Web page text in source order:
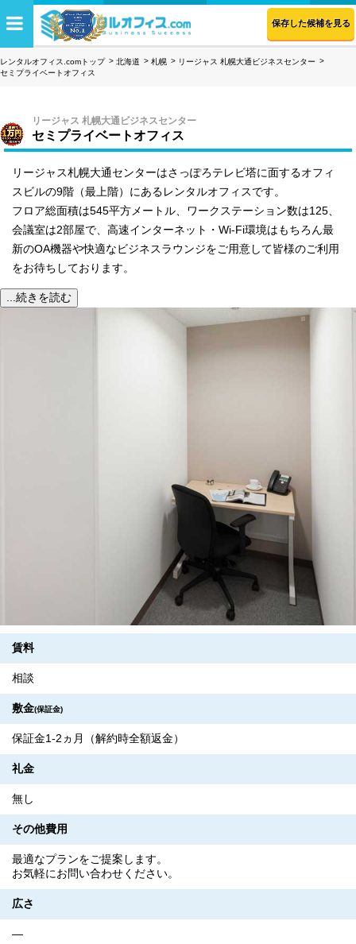
保存した候補を見る
レンタルオフィス.comトップ 北海道 札幌
リージャス 札幌大通ビジネスセンター
セミプライベートオフィス
リージャス 札幌大通ビジネスセンター
セミプライベートオフィス
リージャス札幌大通センターはさっぽろテレビ塔に面するオフィ
スビルの9階（最上階）にあるレンタルオフィスです。
フロア総面積は545平方メートル、ワークステーション数は125、
会議室は2部屋で、高速インターネット・Wi-Fi環境はもちろん最
新のOA機器や快適なビジネスラウンジをご用意して皆様のご利用
をお待ちしております。
...続きを読む
賃料
相談
敷金(保証金)
保証金1-2ヵ月（解約時全額返金）
礼金
無し
その他費用
最適なプランをご提案します。
お気軽にお問い合わせください。
広さ
―